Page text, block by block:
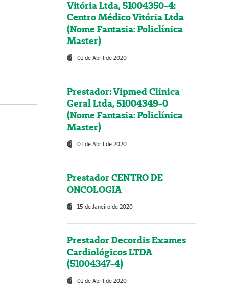
Vitória Ltda, 51004350-4:
Centro Médico Vitória Ltda
(Nome Fantasia: Policlínica
Master)
01 de Abril de 2020
Prestador: Vipmed Clínica
Geral Ltda, 51004349-0
(Nome Fantasia: Policlínica
Master)
01 de Abril de 2020
Prestador CENTRO DE
ONCOLOGIA
15 de Janeiro de 2020
Prestador Decordis Exames
Cardiológicos LTDA
(51004347-4)
01 de Abril de 2020